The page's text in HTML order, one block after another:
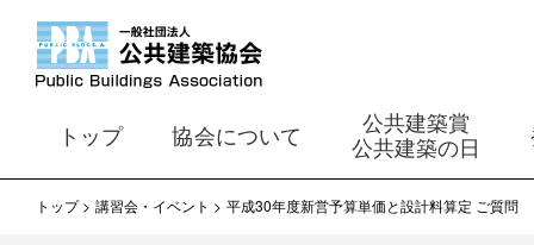
トップ 協会について
公共建築賞
公共建築の日
トップ 講習会・イベント 平成30年度新営予算単価と設計料算定 ご質問